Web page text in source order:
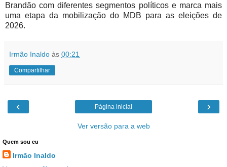
Brandão com diferentes segmentos políticos e marca mais
uma etapa da mobilização do MDB para as eleições de
2026.
Irmão Inaldo às 00:21
Compartilhar
‹ ›
Página inicial
Ver versão para a web
Quem sou eu
Irmão Inaldo